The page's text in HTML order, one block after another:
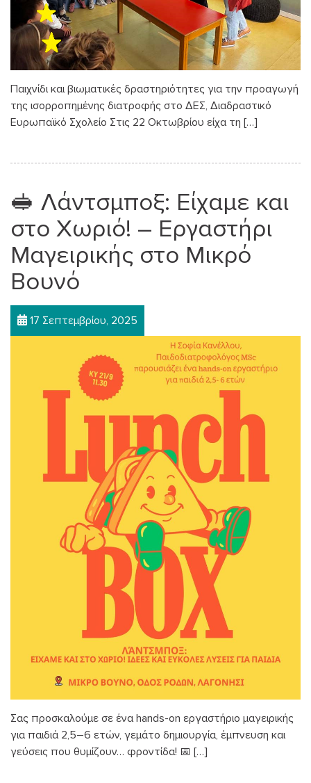
Παιχνίδι και βιωματικές δραστηριότητες για την προαγωγή
της ισορροπημένης διατροφής στο ΔΕΣ, Διαδραστικό
Ευρωπαϊκό Σχολείο Στις 22 Οκτωβρίου είχα τη […]
🥪 Λάντσμποξ: Είχαμε και
στο Χωριό! – Εργαστήρι
Μαγειρικής στο Μικρό
Βουνό
17 Σεπτεμβρίου, 2025
Σας προσκαλούμε σε ένα hands-on εργαστήριο μαγειρικής
για παιδιά 2,5–6 ετών, γεμάτο δημιουργία, έμπνευση και
γεύσεις που θυμίζουν… φροντίδα! 📅 […]